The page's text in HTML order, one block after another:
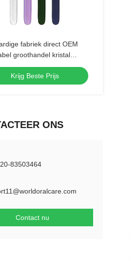
fabriek direct OEM
groothandel kristal
plastic handleiding
volwassen tandenborstel
Krijg Beste Prijs
ONS
83503464
Contact nu